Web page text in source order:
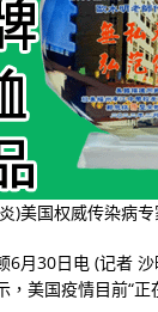
)美国权威传染病
6月30日电 (记者
，美国疫情目前“正